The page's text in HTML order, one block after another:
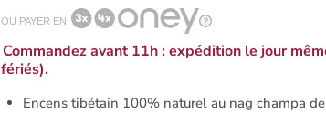
OU PAYER EN
Commandez avant 11h : expédition le jour
fériés).
Encens tibétain 100% naturel au nag champa